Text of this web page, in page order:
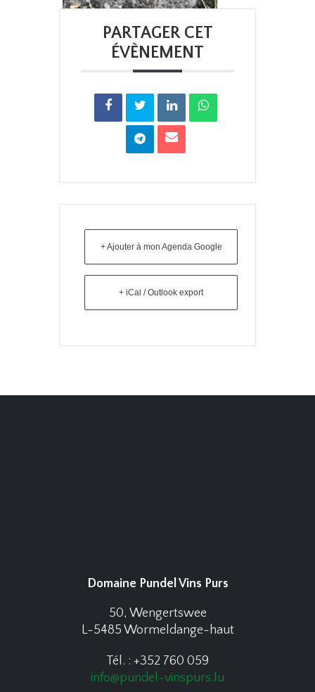
PARTAGER CET
ÉVÈNEMENT
+ Ajouter à mon Agenda Google
+ iCal / Outlook export
Domaine Pundel Vins Purs
50, Wengertswee
L-5485 Wormeldange-haut
Tél. : +352 760 059
info@pundel-vinspurs.lu